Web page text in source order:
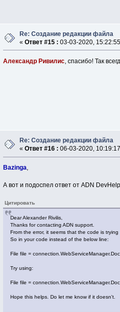
Re: Создание редакции файла
« Ответ #15 : 03-03-2020,
Александр Ривилис, спасибо! Так
Re: Создание редакции файла
« Ответ #16 : 06-03-2020,
Bazinga,
А вот и подоспел ответ от ADN
Цитировать
Dear Alexander Rivilis,
Thanks for contacting ADN support.
From the error, it seems that the code is
So in your code instead of the below line:
File file =
Try using:
File file =
Hope this helps. Do let me know if it doesn't.